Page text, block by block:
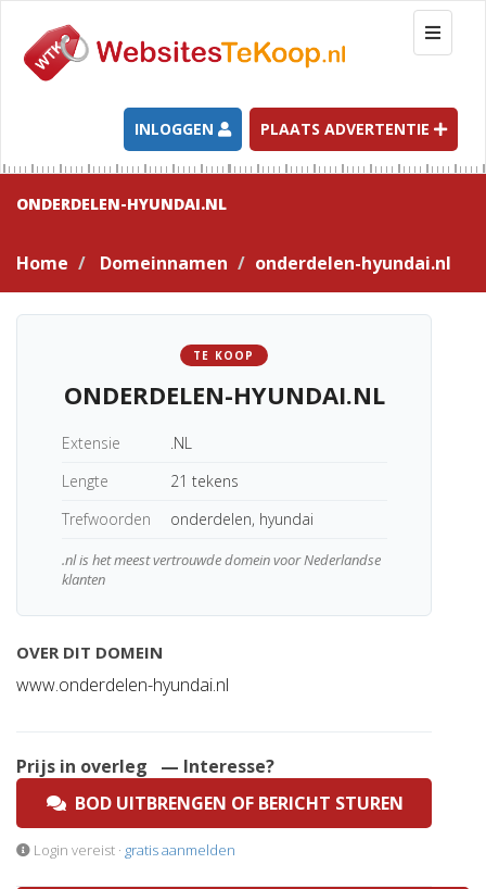
T
o
g
l
e
n
g
a
t
INLOGGEN PLAATS ADVERTENTIE
ONDERDELEN-HYUNDAI.NL
Home Domeinnamen onderdelen-hyundai.nl
TE KOOP
ONDERDELEN-HYUNDAI.NL
Extensie
.NL
Lengte
21 tekens
Trefwoorden
onderdelen, hyundai
.nl is het meest vertrouwde domein voor Nederlandse
klanten
OVER DIT DOMEIN
www.onderdelen-hyundai.nl
Prijs in overleg
— Interesse?
BOD UITBRENGEN OF BERICHT STUREN
Login vereist · gratis aanmelden